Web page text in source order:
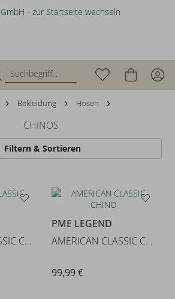
Bekleidung Hosen
CHINOS
Filtern & Sortieren
AMERICAN CLASSIC CHINO
PME LEGEND
AMERICAN CLASSIC CHINO
99,99 €